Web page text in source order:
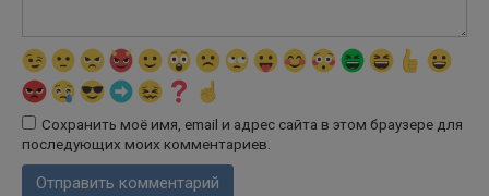
Сохранить моё имя, email и адрес сайта в этом браузере для
последующих моих комментариев.